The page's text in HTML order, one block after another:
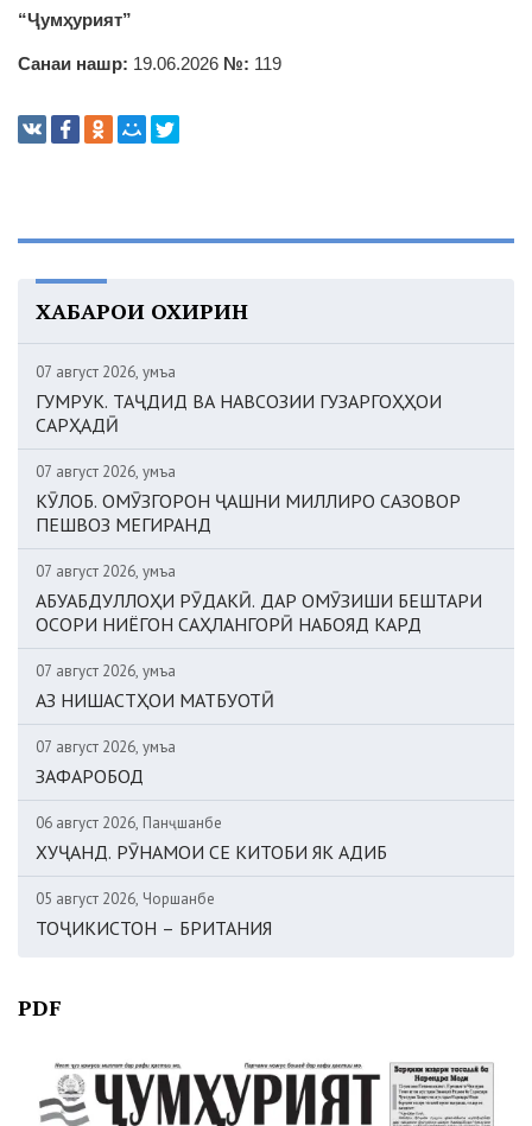
“Ҷумҳурият”
Санаи нашр: 19.06.2026 №: 119
ХАБАРҲОИ ОХИРИН
07 август 2026, Ҷумъа
ГУМРУК. ТАҶДИД ВА НАВСОЗИИ ГУЗАРГОҲҲОИ
САРҲАДӢ
07 август 2026, Ҷумъа
КӮЛОБ. ОМӮЗГОРОН ҶАШНИ МИЛЛИРО САЗОВОР
ПЕШВОЗ МЕГИРАНД
07 август 2026, Ҷумъа
АБУАБДУЛЛОҲИ РӮДАКӢ. ДАР ОМӮЗИШИ БЕШТАРИ
ОСОРИ НИЁГОН САҲЛАНГОРӢ НАБОЯД КАРД
07 август 2026, Ҷумъа
АЗ НИШАСТҲОИ МАТБУОТӢ
07 август 2026, Ҷумъа
ЗАФАРОБОД
06 август 2026, Панҷшанбе
ХУҶАНД. РӮНАМОИ СЕ КИТОБИ ЯК АДИБ
05 август 2026, Чоршанбе
ТОҶИКИСТОН – БРИТАНИЯ
PDF